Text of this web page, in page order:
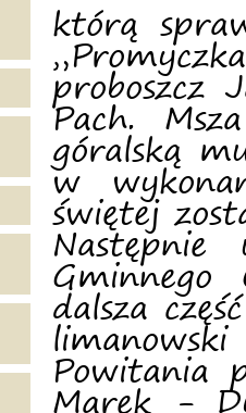
którą
proboszcz
Pach.
góralską
w
świętej
Następnie
dalsza
Powitania